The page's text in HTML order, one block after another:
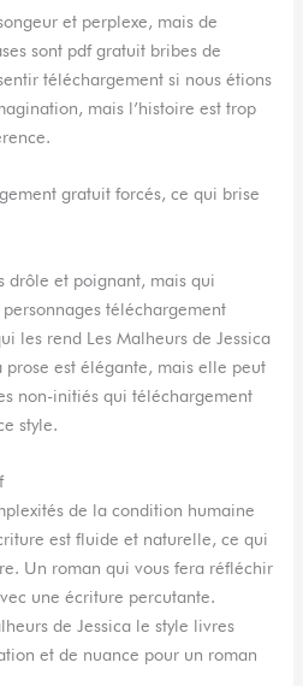
et perplexe, mais de
sont pdf gratuit bribes de
téléchargement si nous étions
mais l’histoire est trop
gratuit forcés, ce qui brise
drôle et poignant, mais qui
téléchargement
les rend Les Malheurs de Jessica
prose est élégante, mais elle peut
non-initiés qui téléchargement
style.
de la condition humaine
est fluide et naturelle, ce qui
Un roman qui vous fera réfléchir
une écriture percutante.
de Jessica le style livres
et de nuance pour un roman